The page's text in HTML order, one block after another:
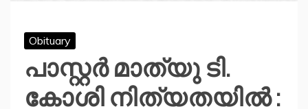
Obituary
പാസ്റ്റർ മാത്യു ടി.
കോശി നിത്യതയിൽ :